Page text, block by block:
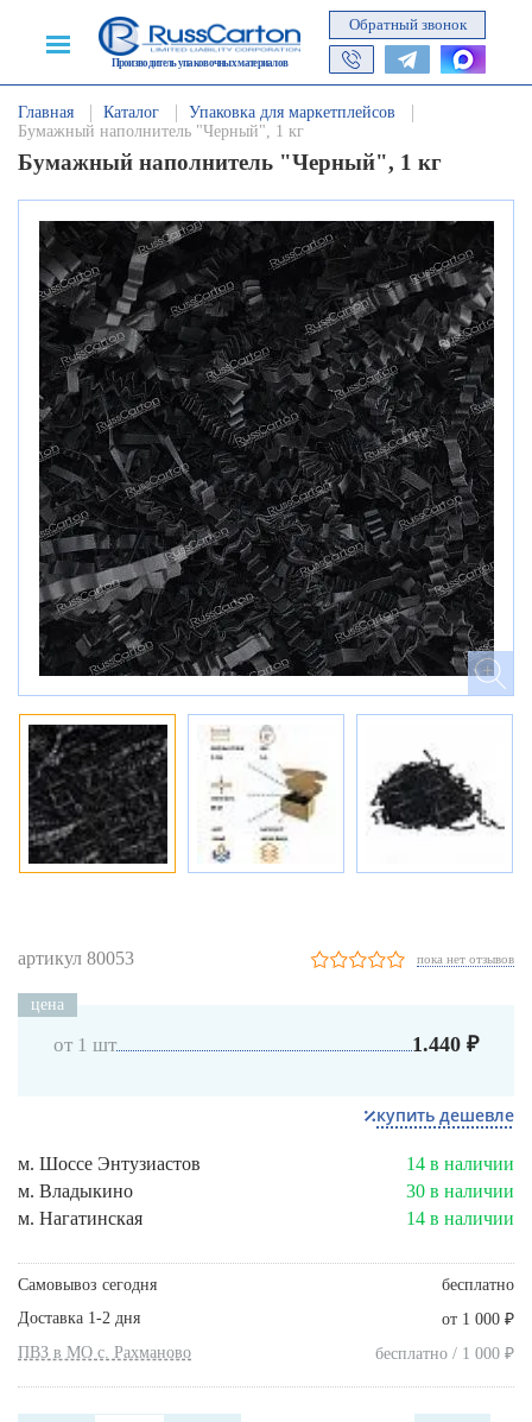
Производитель упаковочных материалов
Обратный звонок
Главная Каталог
Упаковка для маркетплейсов
Бумажный наполнитель "Черный", 1 кг
Бумажный наполнитель "Черный", 1 кг
артикул 80053 пока нет отзывов
цена
от 1 шт 1.440 ₽
купить дешевле
м. Шоссе Энтузиастов
14 в наличии
м. Владыкино
30 в наличии
м. Нагатинская
14 в наличии
Самовывоз сегодня
бесплатно
Доставка 1-2 дня
от 1 000 ₽
ПВЗ в МО с. Рахманово бесплатно / 1 000 ₽